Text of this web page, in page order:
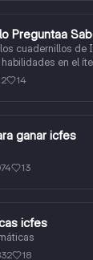
Preguntaa
cuadernillos de
en el
11. 🫡
14
ganar icfes
13
icfes
18